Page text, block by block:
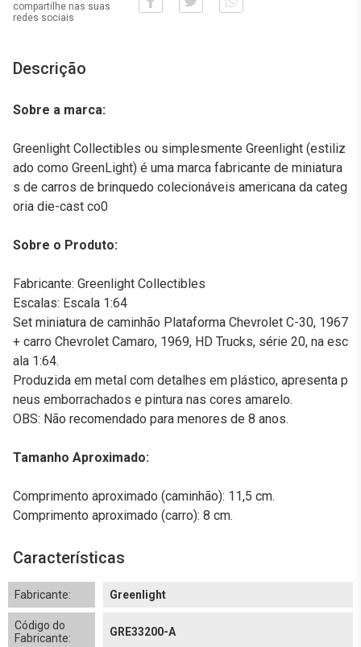
compartilhe nas suas
redes sociais
Descrição
Sobre a marca:
Greenlight Collectibles ou simplesmente Greenlight (estiliz
ado como GreenLight) é uma marca fabricante de miniatura
s de carros de brinquedo colecionáveis americana da categ
oria die-cast co0
Sobre o Produto:
Fabricante: Greenlight Collectibles
Escalas: Escala 1:64
Set miniatura de caminhão Plataforma Chevrolet C-30, 1967
+ carro Chevrolet Camaro, 1969, HD Trucks, série 20, na esc
ala 1:64.
Produzida em metal com detalhes em plástico, apresenta p
neus emborrachados e pintura nas cores amarelo.
OBS: Não recomendado para menores de 8 anos.
Tamanho Aproximado:
Comprimento aproximado (caminhão): 11,5 cm.
Comprimento aproximado (carro): 8 cm.
Características
Fabricante: Greenlight
Código do
Fabricante:
GRE33200-A